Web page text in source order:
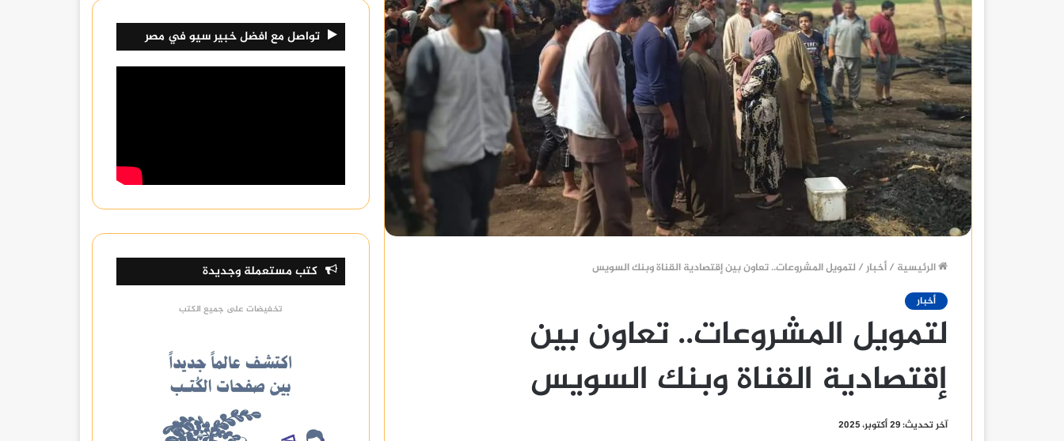
الرئيسية /أخبار/ لتمويل المشروعات.. تعاون بين إقتصادية القناة وبنك السويس
أخبار
لتمويل المشروعات.. تعاون بين
إقتصادية القناة وبنك السويس
آخر تحديث: 29 أكتوبر، 2025
تواصل مع افضل خبير سيو في مصر
كتب مستعملة وجديدة
تخفيضات على جميع الكتب